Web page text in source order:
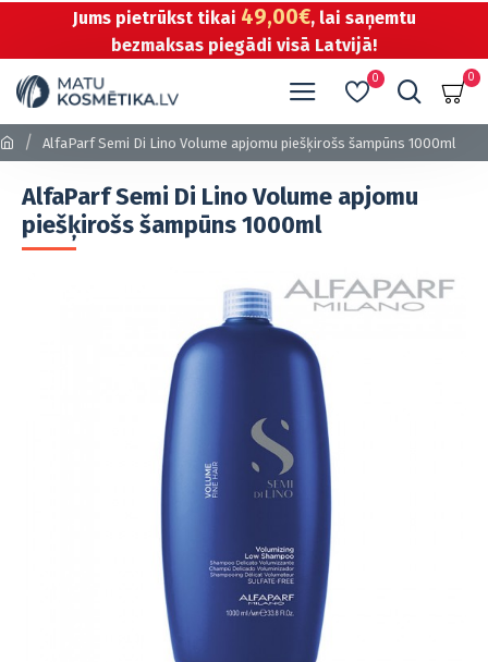
Jums pietrūkst tikai 49,00€, lai saņemtu
bezmaksas piegādi visā Latvijā!
0 0
AlfaParf Semi Di Lino Volume apjomu piešķirošs šampūns 1000ml
AlfaParf Semi Di Lino Volume apjomu
piešķirošs šampūns 1000ml